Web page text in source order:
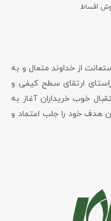
اقساط
کامپیوتر مرکزی در سال 1378 با استعانت از خداوند متعال و به
ارتقای سطح کیفی و
خوب خریداران آغاز به
هدف خود را جلب اعتماد و